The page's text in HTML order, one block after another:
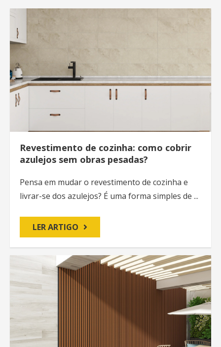
Revestimento de cozinha: como cobrir
azulejos sem obras pesadas?
Pensa em mudar o revestimento de cozinha e
livrar-se dos azulejos? É uma forma simples de ...
LER ARTIGO